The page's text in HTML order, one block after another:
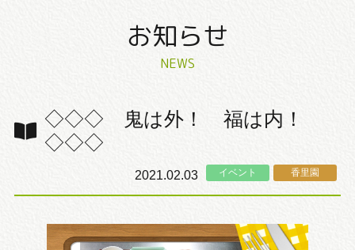
お知らせ
NEWS
◇◇◇ 鬼は外！ 福は内！
◇◇◇
2021.02.03 イベント 香里園